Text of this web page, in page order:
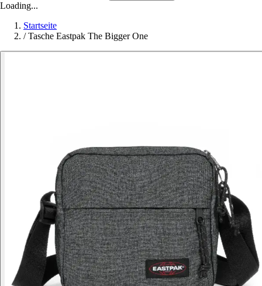
Loading...
Startseite
/ Tasche Eastpak The Bigger One